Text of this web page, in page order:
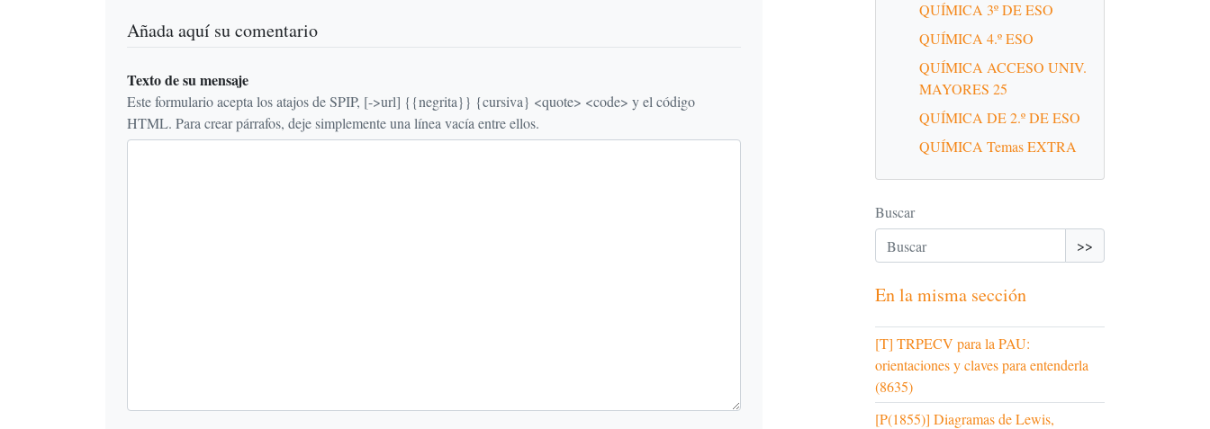
Añada aquí su comentario
Texto de su mensaje
Este formulario acepta los atajos de SPIP, [->url] {{negrita}} {cursiva} <quote> <code> y el código
HTML. Para crear párrafos, deje simplemente una línea vacía entre ellos.
QUÍMICA 3º DE ESO
QUÍMICA 4.º ESO
QUÍMICA ACCESO UNIV.
MAYORES 25
QUÍMICA DE 2.º DE ESO
QUÍMICA Temas EXTRA
Buscar
>>
En la misma sección
[T] TRPECV para la PAU:
orientaciones y claves para entenderla
(8635)
[P(1855)] Diagramas de Lewis,